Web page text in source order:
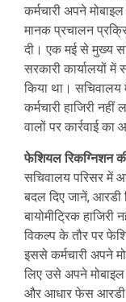
कर्मचारी अपने
मानक प्रचालन
दी। एक मई से मुख्य
सरकारी कार्यालयों में
किया था।
कर्मचारी हाजिरी
वालों पर कार्रवाई का
फेशियल रिकग्निशन
सचिवालय परिसर में
बदल दिए जानें, आरडी
बायोमीट्रिक हाजिरी
विकल्प के तौर पर
इससे कर्मचारी अपने
लिए उसे अपने
और आधार फेस आरडी